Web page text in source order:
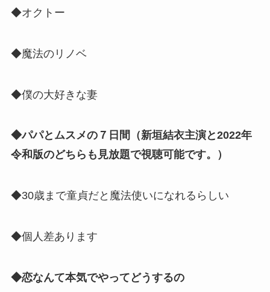
◆オクトー
◆魔法のリノベ
◆僕の大好きな妻
◆パパとムスメの７日間（新垣結衣主演と2022年
令和版のどちらも見放題で視聴可能です。）
◆30歳まで童貞だと魔法使いになれるらしい
◆個人差あります
◆恋なんて本気でやってどうするの